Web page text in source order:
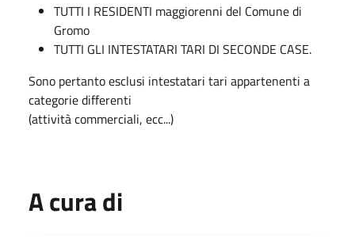
TUTTI I RESIDENTI maggiorenni del Comune di
Gromo
TUTTI GLI INTESTATARI TARI DI SECONDE CASE.
Sono pertanto esclusi intestatari tari appartenenti a
categorie differenti
(attività commerciali, ecc...)
A cura di